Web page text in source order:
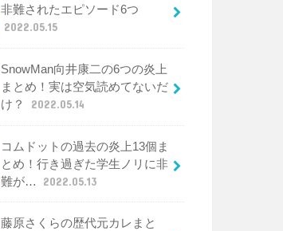
非難されたエピソード6つ
2022.05.15
SnowMan向井康二の6つの炎上
まとめ！実は空気読めてないだ
け？
2022.05.14
コムドットの過去の炎上13個ま
とめ！行き過ぎた学生ノリに非
難が…
2022.05.13
藤原さくらの歴代元カレまと